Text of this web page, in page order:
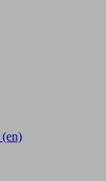
(en)